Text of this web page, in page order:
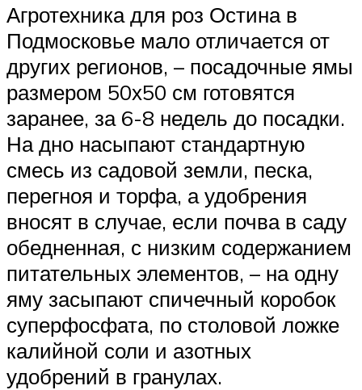
Агротехника для роз Остина в
Подмосковье мало отличается от
других регионов, – посадочные ямы
размером 50х50 см готовятся
заранее, за 6-8 недель до посадки.
На дно насыпают стандартную
смесь из садовой земли, песка,
перегноя и торфа, а удобрения
вносят в случае, если почва в саду
обедненная, с низким содержанием
питательных элементов, – на одну
яму засыпают спичечный коробок
суперфосфата, по столовой ложке
калийной соли и азотных
удобрений в гранулах.